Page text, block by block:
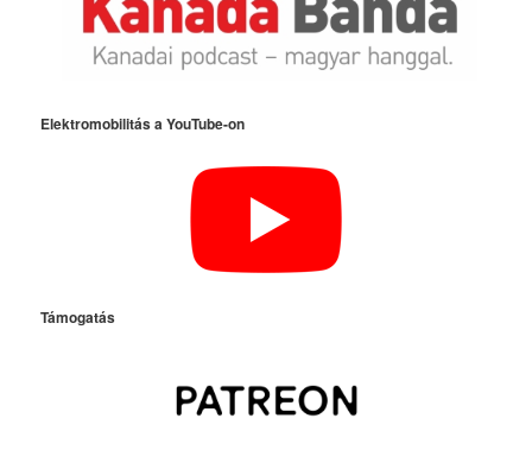
Elektromobilitás a YouTube-on
Támogatás